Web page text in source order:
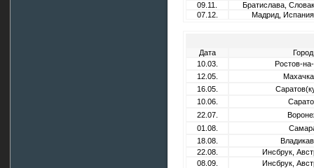
09.11.
Братислава,
07.12.
Мадрид,
Дата
Город
10.03.
Ростов-
12.05.
16.05.
10.06.
22.07.
01.08.
18.08.
22.08.
Инсбрук,
08.09.
Инсбрук,